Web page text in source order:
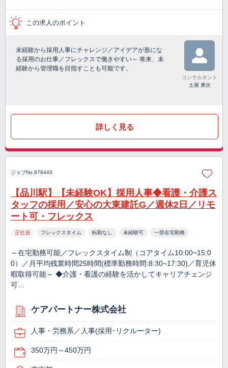
この求人のポイント
未経験から採用人事にチャレンジ／アイデアが形にな
る採用のお仕事／フレックスで働きやすい～ 将来、未
経験から管理職を目指すことも可能です。
コンサルタント
土屋 勇次
詳しく見る
ジョブNo.876449
【品川駅】【未経験OK】採用人事◆看護・介護ス
タッフの採用／安心の大東建託G／週休2日／リモ
ート可・フレックス
正社員 フレックスタイム 転勤なし 未経験可 一部在宅勤務
～在宅勤務可能／フレックスタイム制（コアタイム10:00~15:0
0）／月平均残業時間25時間(標準勤務時間:8:30~17:30)／育児休
暇取得可能～ ◆介護・看護の経験を活かしてキャリアチェンジ
可…
ケアパートナー株式会社
人事・労務系／人事(採用･リクルーター)
350万円～450万円